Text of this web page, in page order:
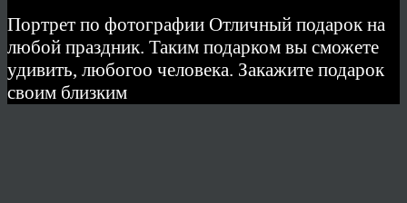
Портрет по фотографии Отличный подарок на
любой праздник. Таким подарком вы сможете
удивить, любогоо человека. Закажите подарок
своим близким